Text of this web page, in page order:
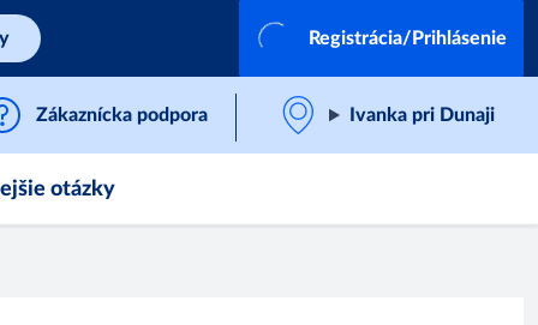
Registrácia/Prihlásenie
Zákaznícka podpora Ivanka pri Dunaji
otázky